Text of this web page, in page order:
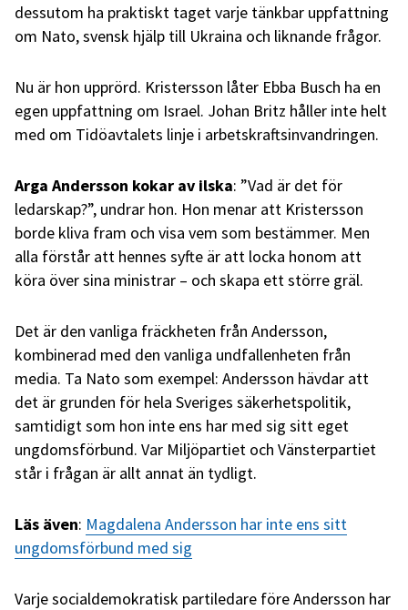
dessutom ha praktiskt taget varje tänkbar uppfattning
om Nato, svensk hjälp till Ukraina och liknande frågor.
Nu är hon upprörd. Kristersson låter Ebba Busch ha en
egen uppfattning om Israel. Johan Britz håller inte helt
med om Tidöavtalets linje i arbetskraftsinvandringen.
Arga Andersson kokar av ilska: ”Vad är det för
ledarskap?”, undrar hon. Hon menar att Kristersson
borde kliva fram och visa vem som bestämmer. Men
alla förstår att hennes syfte är att locka honom att
köra över sina ministrar – och skapa ett större gräl.
Det är den vanliga fräckheten från Andersson,
kombinerad med den vanliga undfallenheten från
media. Ta Nato som exempel: Andersson hävdar att
det är grunden för hela Sveriges säkerhetspolitik,
samtidigt som hon inte ens har med sig sitt eget
ungdomsförbund. Var Miljöpartiet och Vänsterpartiet
står i frågan är allt annat än tydligt.
Läs även: Magdalena Andersson har inte ens sitt
ungdomsförbund med sig
Varje socialdemokratisk partiledare före Andersson har